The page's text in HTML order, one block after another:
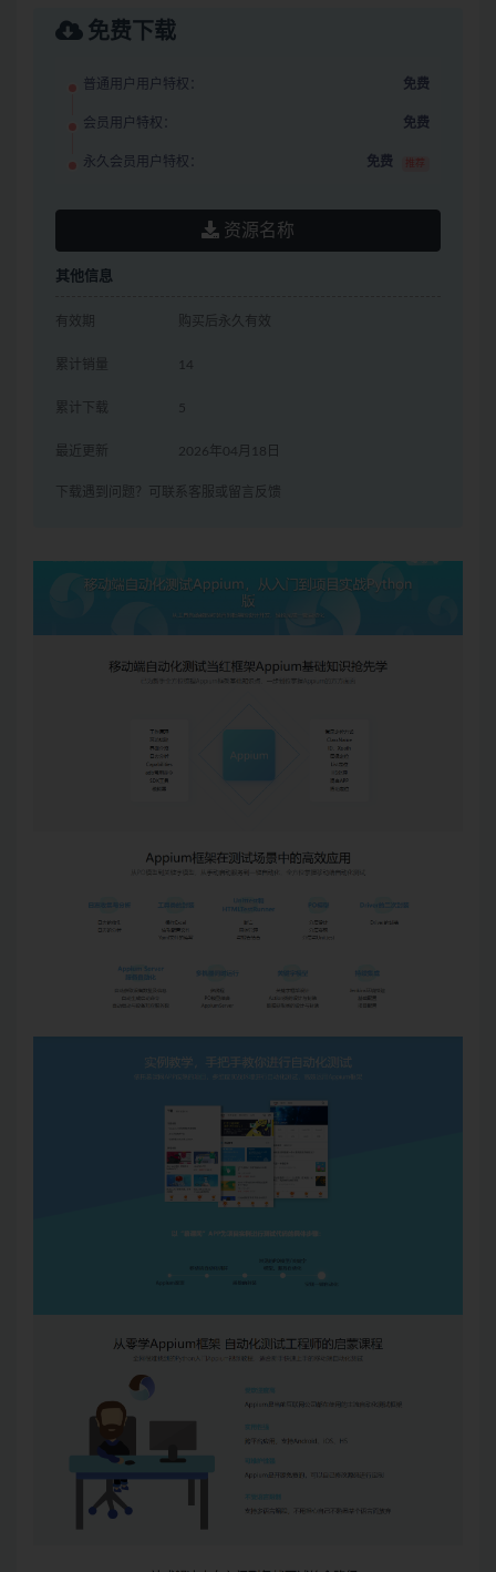
免费下载
普通用户用户特权： 免费
会员用户特权： 免费
永久会员用户特权： 免费 推荐
资源名称
其他信息
有效期 购买后永久有效
累计销量 14
累计下载 5
最近更新 2026年04月18日
下载遇到问题？可联系客服或留言反馈